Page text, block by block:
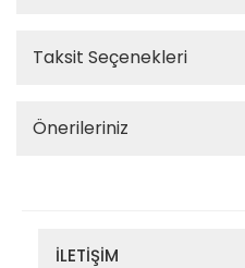
Taksit Seçenekleri
Önerileriniz
İLETİŞİM